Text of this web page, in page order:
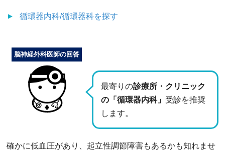
循環器内科/循環器科を探す
最寄りの診療所・クリニック
の「循環器内科」 受診を推奨
します。
脳神経外科医師の回答
確かに低血圧があり、起立性調節障害もあるかも知れませ